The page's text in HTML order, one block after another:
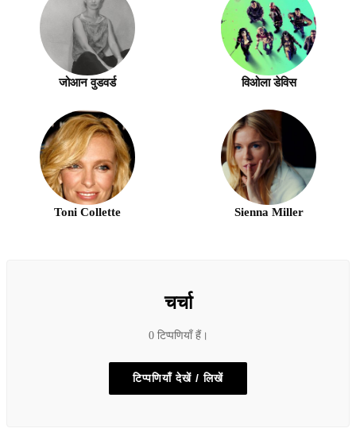
जोआन वुडवर्ड विओला डेविस
Toni Collette Sienna Miller
चर्चा
0 टिप्पणियाँ हैं।
टिप्पणियाँ देखें / लिखें